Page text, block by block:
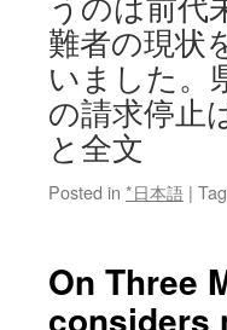
難者の現状
いました。
の請求停止
と全文
Posted in *日本語 |
On Three
considers